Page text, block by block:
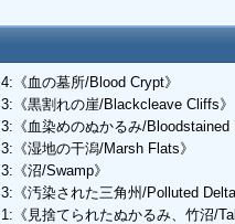
4:《血の墓所/Blood Crypt》
3:《黒割れの崖/Blackcleave Cliffs》
3:《血染めのぬかるみ/Bloodstained
3:《湿地の干潟/Marsh Flats》
3:《沼/Swamp》
3:《汚染された三角州/Polluted Delta
1:《見捨てられたぬかるみ、竹沼/